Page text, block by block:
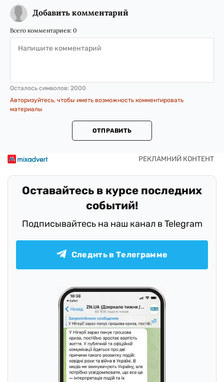
Добавить комментарий
Всего комментариев: 0
Осталось символов: 2000
Авторизуйтесь, чтобы иметь возможность комментировать
материалы
ОТПРАВИТЬ
Оставайтесь в курсе последних
событий!
Подписывайтесь на наш канал в Telegram
Следить в Телеграмме